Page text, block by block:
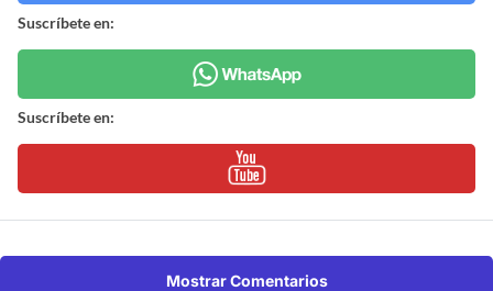
Suscríbete en:
Suscríbete en:
Mostrar Comentarios